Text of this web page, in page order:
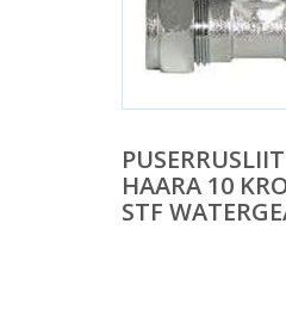
HAARA 10
STF